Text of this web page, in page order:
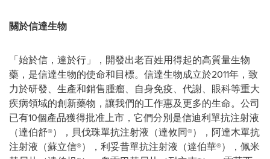
關於信達生物
「始於信，達於行」，開發出老百姓用得起的高質量生物
藥，是信達生物的使命和目標。信達生物成立於2011年，致
力於研發、生產和銷售腫瘤、自身免疫、代謝、眼科等重大
疾病領域的創新藥物，讓我們的工作惠及更多的生命。公司
已有10個產品獲得批准上市，它們分別是信迪利單抗注射液
（達伯舒®），貝伐珠單抗注射液（達攸同®），阿達木單抗
注射液（蘇立信®），利妥昔單抗注射液（達伯華®），佩米